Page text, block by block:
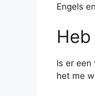
Engels
Is er
het me